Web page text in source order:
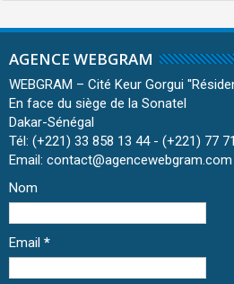
AGENCE WEBGRAM
WEBGRAM – Cité Keur Gorgui
En face du siège de la Sonatel
Dakar-Sénégal
Tél: (+221) 33 858 13 44 - (+221) 77
Email: contact@agencewebgram.com
Nom
Email *